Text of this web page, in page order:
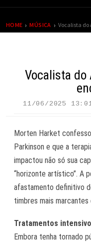
HOME › MÚSICA › Vocalista
Vocalista do
11/06/2025
Morten Harket
Parkinson e que a
impactou não só sua
“horizonte artístico”. A
afastamento definitivo
timbres mais
Tratamentos
Embora tenha tornado